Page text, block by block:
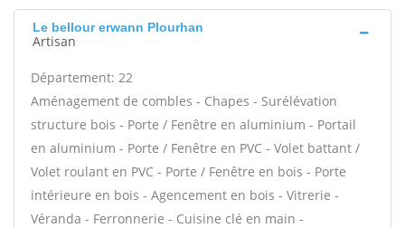
Le bellour erwann Plourhan
Artisan
Département: 22
Aménagement de combles - Chapes - Surélévation
structure bois - Porte / Fenêtre en aluminium - Portail
en aluminium - Porte / Fenêtre en PVC - Volet battant /
Volet roulant en PVC - Porte / Fenêtre en bois - Porte
intérieure en bois - Agencement en bois - Vitrerie -
Véranda - Ferronnerie - Cuisine clé en main -